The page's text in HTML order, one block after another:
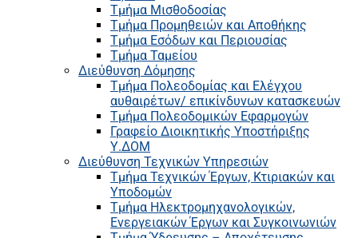
Τμήμα Μισθοδοσίας
Τμήμα Προμηθειών και Αποθήκης
Τμήμα Εσόδων και Περιουσίας
Τμήμα Ταμείου
Διεύθυνση Δόμησης
Τμήμα Πολεοδομίας και Ελέγχου
αυθαιρέτων/ επικίνδυνων κατασκευών
Τμήμα Πολεοδομικών Εφαρμογών
Γραφείο Διοικητικής Υποστήριξης
Υ.ΔΟΜ
Διεύθυνση Τεχνικών Υπηρεσιών
Τμήμα Τεχνικών Έργων, Κτιριακών και
Υποδομών
Τμήμα Ηλεκτρομηχανολογικών,
Ενεργειακών Έργων και Συγκοινωνιών